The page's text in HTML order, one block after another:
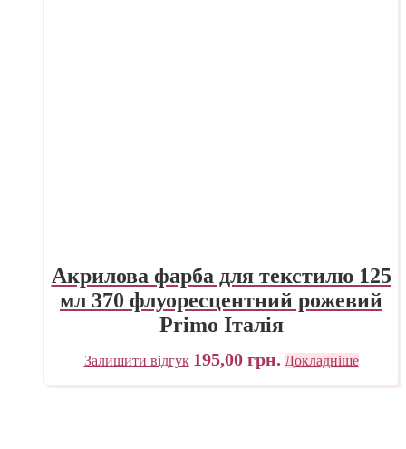
Акрилова фарба для текстилю 125
мл 370 флуоресцентний рожевий
Primo Італія
Залишити відгук 195,00 грн. Докладніше